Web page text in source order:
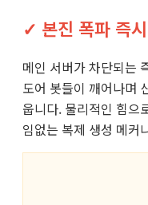
✓ 본진 폭파 즉
메인 서버가 차단되는
도어 봇들이 깨어나며
웁니다. 물리적인 힘으
임없는 복제 생성 메커